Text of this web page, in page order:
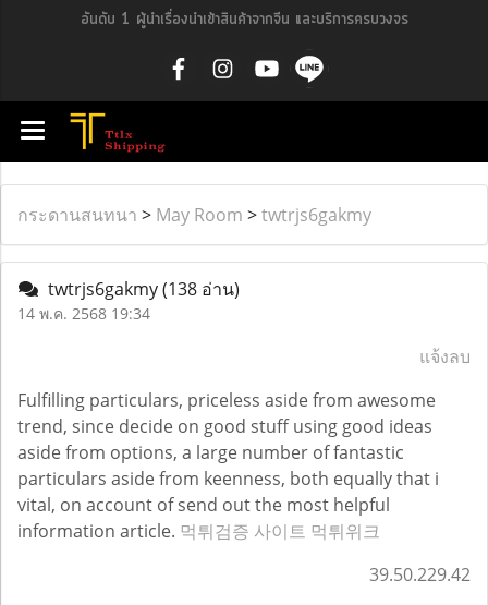
อันดับ 1 ผู้นำเรื่องนำเข้าสินค้าจากจีน และบริการครบวงจร
กระดานสนทนา > May Room >twtrjs6gakmy
twtrjs6gakmy(138 อ่าน)
14 พ.ค. 2568 19:34
แจ้งลบ
Fulfilling particulars, priceless aside from awesome
trend, since decide on good stuff using good ideas
aside from options, a large number of fantastic
particulars aside from keenness, both equally that i
vital, on account of send out the most helpful
information article. 먹튀검증 사이트 먹튀위크
39.50.229.42